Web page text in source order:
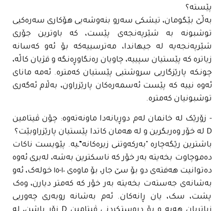
پێستە؟
بەڵێ بێگومان، تیشکی سەرو بنەوشەیی هۆکاری سەرەکیی
توشبونە بە شێرپەنجەی پێست، کە باوترین جۆری
شێرپەنجەیە لە جیهاندا، مەترسییەکە بۆ ئەو کەسانە
زیاترە کە پێستیان سپییە، چاویان رەنگاوڕەنگە و قژیان کاڵە،
چونکە پارێزگاریی سروشتیی پێستیان کەمترە. ئەمە مانای
ئەوە نییە کە پێست ئەسمەرەکان پارێزراون، بەڵام ئەگەری
توشبونیان کەمترە.
- زۆرێک لە خانمان لەم دوڕیانەدا ماونەتەوە: چۆن ڤیتامین
D لە خۆر وەربگرین و لە هەمان کاتدا پێستیان پارێزراوبێت؟
باشترین رێگەچارە "بەرکەوتنی زیرەکانە”ـیە. پێویست ناکات
دەموچاوت بخەیتە بەر خۆر کە ناسکترین بەشە، لەبری ئەوە
دەتوانیت هەفتەی دو بۆ سێ جار، بۆ ماوەی ١٠-١٥ خولەک، ئەو
بەشانەی جەستەت بخەیتە بەر خۆر کە کەمتر دیارن، وەک
پشت، سک، یان ڕانەکان. ئەم بەشانە روبەری چەوریی